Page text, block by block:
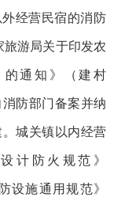
外经营民宿的消防
游局关于印发农
通知》（建村
消防部门备案并纳
城关镇以内经营
计防火规范》
设施通用规范》